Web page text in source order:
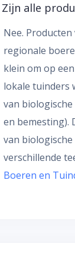
Zijn alle
Nee.
regionale
klein om op
lokale tuinders
van
en bemesting).
van
verschillende
Boeren en